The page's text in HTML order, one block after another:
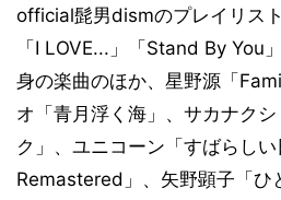
official髭男dismのプレイリス
「I LOVE...」「Stand By You
身の楽曲のほか、星野源「
オ「青月浮く海」、サカナク
ク」、ユニコーン「すばらし
Remastered」、矢野顕子「ひ